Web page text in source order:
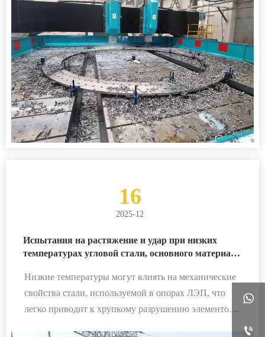
16
2025-12
Испытания на растяжение и удар при низких
температурах угловой стали, основного материала
Низкие температуры могут влиять на механические
свойства стали, используемой в опорах ЛЭП, что
легко приводит к хрупкому разрушению элементов

